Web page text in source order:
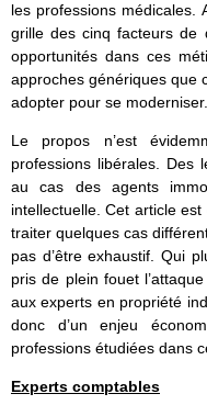
les professions médicales.
grille des cinq facteurs de
opportunités dans ces
approches génériques que
adopter pour se moderniser.
Le propos n’est
professions libérales. Des
au cas des agents
intellectuelle. Cet article
traiter quelques cas
pas d’être exhaustif. Qui
pris de plein fouet
aux experts en propriété
donc d’un enjeu
professions étudiées dans
Experts comptables